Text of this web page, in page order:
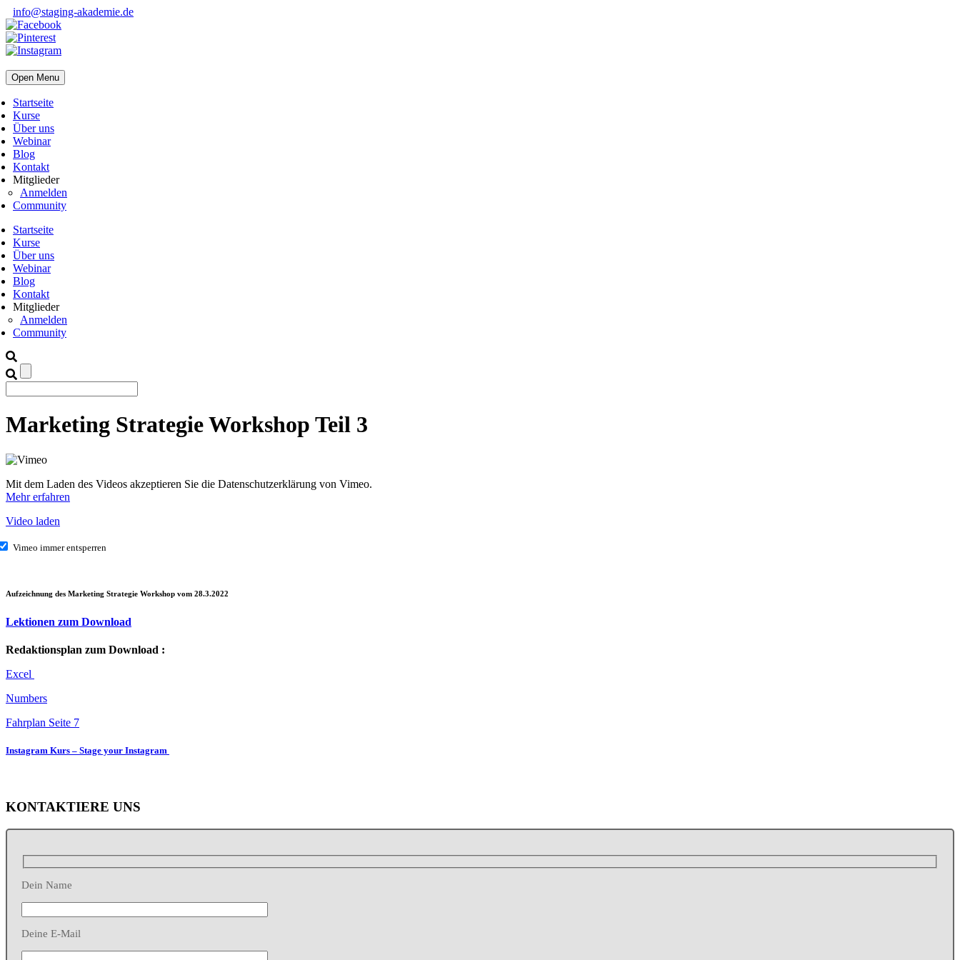
info@staging-akademie.de
Open Menu
Startseite
Kurse
Über uns
Webinar
Blog
Kontakt
Mitglieder
Anmelden
Community
Startseite
Kurse
Über uns
Webinar
Blog
Kontakt
Mitglieder
Anmelden
Community
Marketing Strategie Workshop Teil 3
Mit dem Laden des Videos akzeptieren Sie die Datenschutzerklärung von Vimeo.
Mehr erfahren
Video laden
Vimeo immer entsperren
Aufzeichnung des Marketing Strategie Workshop vom 28.3.2022
Lektionen zum Download
Redaktionsplan zum Download :
Excel
Numbers
Fahrplan Seite 7
Instagram Kurs – Stage your Instagram
KONTAKTIERE UNS
Dein Name
Deine E-Mail